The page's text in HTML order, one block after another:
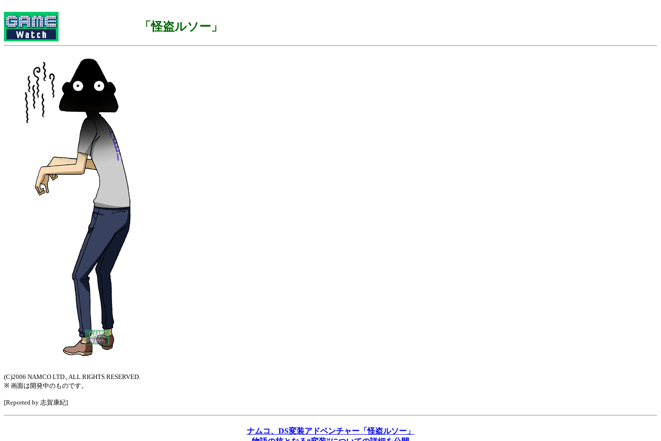
「怪盗ルソー」
(C)2006 NAMCO LTD., ALL RIGHTS RESERVED.
※ 画面は開発中のものです。
[Reported by 志賀康紀]
ナムコ、DS変装アドベンチャー「怪盗ルソー」